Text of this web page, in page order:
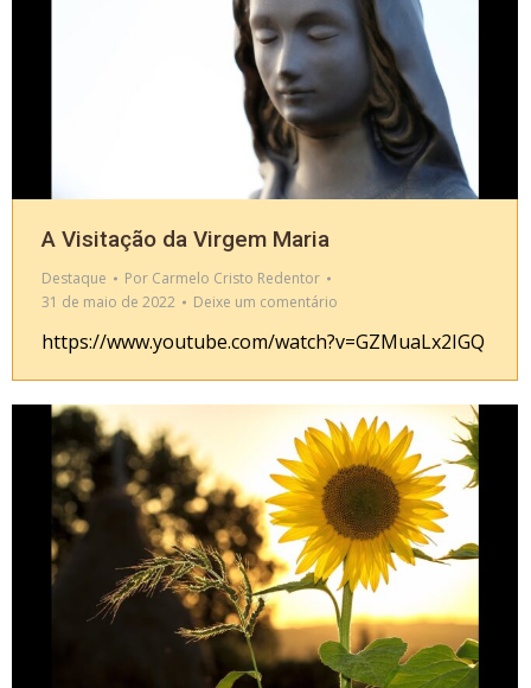
A Visitação da Virgem Maria
Destaque Por Carmelo Cristo Redentor
31 de maio de 2022
Deixe um comentário
https://www.youtube.com/watch?v=GZMuaLx2IGQ